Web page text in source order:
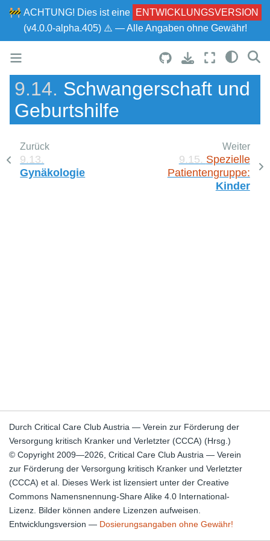
🚧 ACHTUNG! Dies ist eine
ENTWICKLUNGSVERSION
(v4.0.0-alpha.405) ⚠ — Alle Angaben ohne Gewähr!
9.14. Schwangerschaft und
Geburtshilfe
Zurück
9.13.
Gynäkologie
Weiter
9.15. Spezielle
Patientengruppe:
Kinder
Durch Critical Care Club Austria — Verein zur Förderung der
Versorgung kritisch Kranker und Verletzter (CCCA) (Hrsg.)
© Copyright 2009—2026, Critical Care Club Austria — Verein
zur Förderung der Versorgung kritisch Kranker und Verletzter
(CCCA) et al. Dieses Werk ist lizensiert unter der Creative
Commons Namensnennung-Share Alike 4.0 International-
Lizenz. Bilder können andere Lizenzen aufweisen.
Entwicklungsversion — Dosierungsangaben ohne Gewähr!